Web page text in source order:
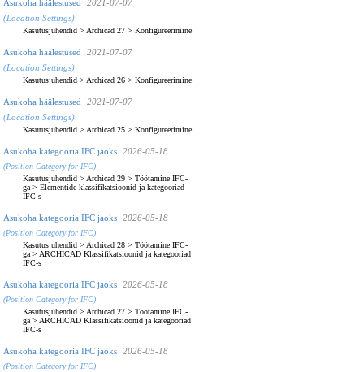
Asukoha häälestused
2021-07-07
(Location Settings)
Kasutusjuhendid > Archicad 27 > Konfigureerimine
Asukoha häälestused
2021-07-07
(Location Settings)
Kasutusjuhendid > Archicad 26 > Konfigureerimine
Asukoha häälestused
2021-07-07
(Location Settings)
Kasutusjuhendid > Archicad 25 > Konfigureerimine
Asukoha kategooria IFC jaoks 2026-05-18
(Position Category for IFC)
Kasutusjuhendid > Archicad 29 > Töötamine IFC-
ga > Elementide klassifikatsioonid ja kategooriad
IFC-s
Asukoha kategooria IFC jaoks 2026-05-18
(Position Category for IFC)
Kasutusjuhendid > Archicad 28 > Töötamine IFC-
ga > ARCHICAD Klassifikatsioonid ja kategooriad
IFC-s
Asukoha kategooria IFC jaoks 2026-05-18
(Position Category for IFC)
Kasutusjuhendid > Archicad 27 > Töötamine IFC-
ga > ARCHICAD Klassifikatsioonid ja kategooriad
IFC-s
Asukoha kategooria IFC jaoks 2026-05-18
(Position Category for IFC)